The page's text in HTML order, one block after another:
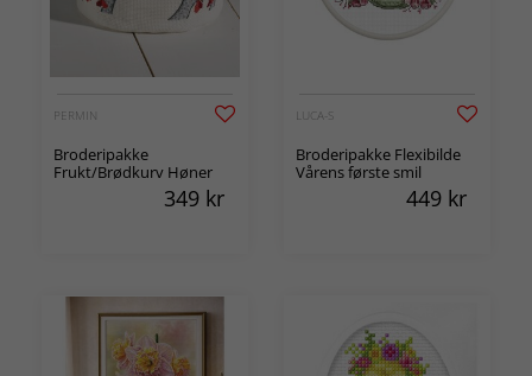
PERMIN
Broderipakke
Frukt/Brødkurv Høner
349 kr
LUCA-S
Broderipakke Flexibilde
Vårens første smil
449 kr